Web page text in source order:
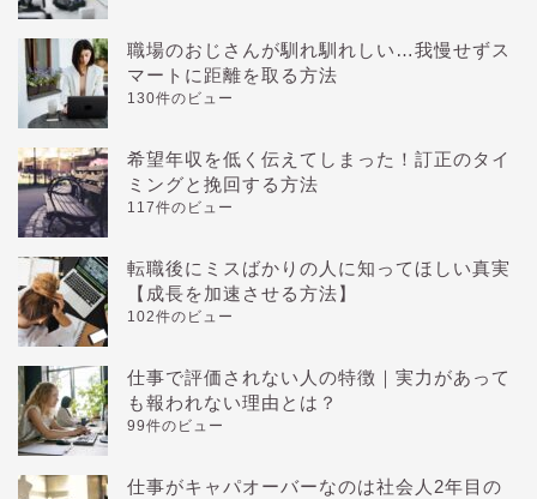
職場のおじさんが馴れ馴れしい…我慢せずス
マートに距離を取る方法
130件のビュー
希望年収を低く伝えてしまった！訂正のタイ
ミングと挽回する方法
117件のビュー
転職後にミスばかりの人に知ってほしい真実
【成長を加速させる方法】
102件のビュー
仕事で評価されない人の特徴｜実力があって
も報われない理由とは？
99件のビュー
仕事がキャパオーバーなのは社会人2年目の